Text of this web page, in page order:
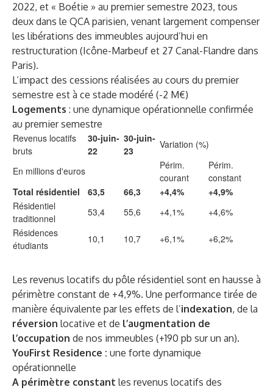
2022, et « Boétie » au premier semestre 2023, tous
deux dans le QCA parisien, venant largement compenser
les libérations des immeubles aujourd’hui en
restructuration (Icône-Marbeuf et 27 Canal-Flandre dans
Paris).
L’impact des cessions réalisées au cours du premier
semestre est à ce stade modéré (-2 M€)
Logements : une dynamique opérationnelle confirmée
au premier semestre
Revenus locatifs
bruts
30-juin-
22
30-juin-
23
Variation (%)
En millions d'euros
Périm.
courant
Périm.
constant
Total résidentiel
63,5 66,3 +4,4%
+4,9%
Résidentiel
traditionnel
53,4 55,6 +4,1%
+4,6%
Résidences
étudiants
10,1 10,7 +6,1% +6,2%
Les revenus locatifs du pôle résidentiel sont en hausse à
périmètre constant de +4,9%. Une performance tirée de
manière équivalente par les effets de l’indexation, de la
réversion locative et de l’augmentation de
l’occupation de nos immeubles (+190 pb sur un an).
YouFirst Residence : une forte dynamique
opérationnelle
A périmètre constant les revenus locatifs des